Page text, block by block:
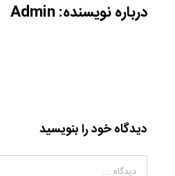
درباره نویسنده:Admin
دیدگاه خود را بنویسید
دیدگاه